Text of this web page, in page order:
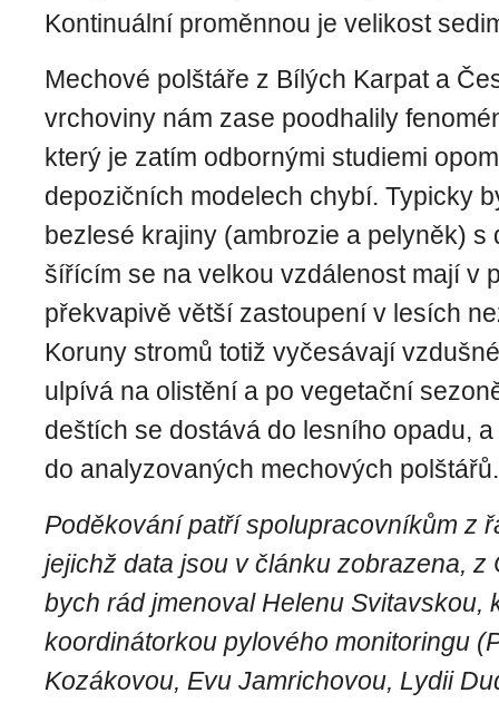
Kontinuální proměnnou je velikost
Mechové polštáře z Bílých Karpat a
vrchoviny nám zase poodhalily
který je zatím odbornými studiemi
depozičních modelech chybí. Typicky
bezlesé krajiny (ambrozie a pelyněk) s
šířícím se na velkou vzdálenost mají v
překvapivě větší zastoupení v lesích
Koruny stromů totiž vyčesávají
ulpívá na olistění a po vegetační
deštích se dostává do lesního opadu,
do analyzovaných mechových polštářů.
Poděkování patří spolupracovníkům z
jejichž data jsou v článku zobrazena, z
bych rád jmenoval Helenu Svitavskou,
koordinátorkou pylového monitoringu
Kozákovou, Evu Jamrichovou, Lydii